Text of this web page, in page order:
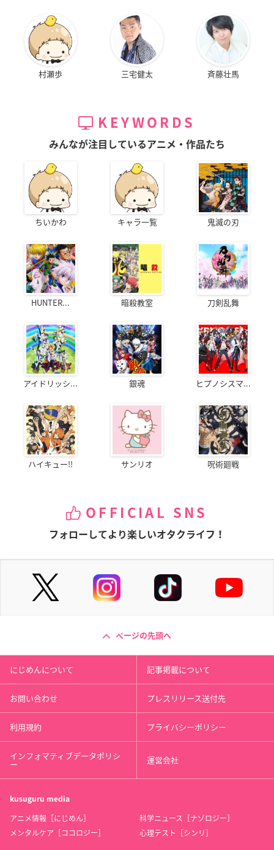
村瀬歩 三宅健太 斉藤壮馬
KEYWORDS
みんなが注目しているアニメ・作品たち
ちいかわ キャラ一覧 鬼滅の刃
HUNTER... 暗殺教室 刀剣乱舞
アイドリッシ... 銀魂 ヒプノシスマ...
ハイキュー!! サンリオ 呪術廻戦
OFFICIAL SNS
フォローしてより楽しいオタクライフ！
ページの先頭へ
にじめんについて 記事掲載について
お問い合わせ プレスリリース送付先
利用規約 プライバシーポリシー
インフォマティブデータポリシ
ー 運営会社
kusuguru media
アニメ情報［にじめん］
科学ニュース［ナゾロジー］
メンタルケア［ココロジー］
心理テスト［シンリ］